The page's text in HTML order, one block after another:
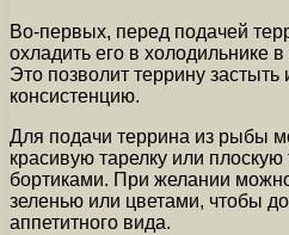
Во-первых, перед подачей
охладить его в холодильнике
Это позволит террину
консистенцию.
Для подачи террина из рыбы
красивую тарелку или
бортиками. При желании
зеленью или цветами, чтобы
аппетитного вида.